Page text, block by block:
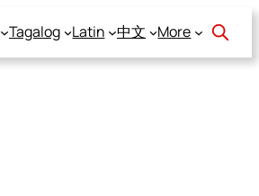
Tagalog Latin 中文 More